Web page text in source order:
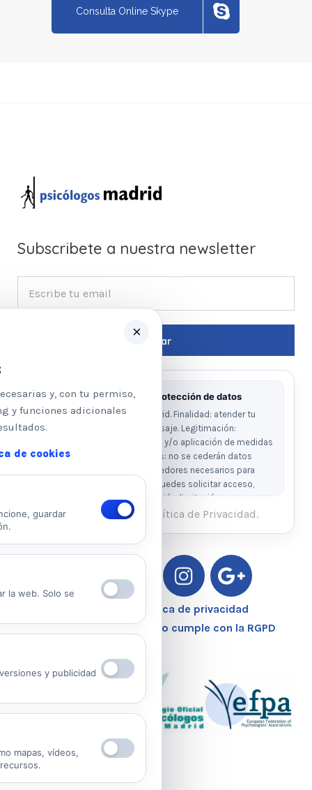
Consulta Online Skype
Subscribete a nuestra newsletter
Información básica sobre protección de datos
Responsable: Psicologos Madrid. Finalidad: atender tu
solicitud y responder a tu mensaje. Legitimación:
consentimiento del interesado y/o aplicación de medidas
precontractuales. Destinatarios: no se cederán datos
salvo obligación legal o proveedores necesarios para
prestar el servicio. Derechos: puedes solicitar acceso,
rectificación, supresión, oposición, limitación y
portabilidad escribiendo al email legal indicado.
Ver Política de Cookies
He leído y acepto la Política de Privacidad.
Aviso Legal – Política de privacidad
Nuestro Centro Sanitario cumple con la RGPD
×
y, con tu permiso,
y funciones adicionales
de cookies
guardar
la web. Solo se
y publicidad
mapas, vídeos,